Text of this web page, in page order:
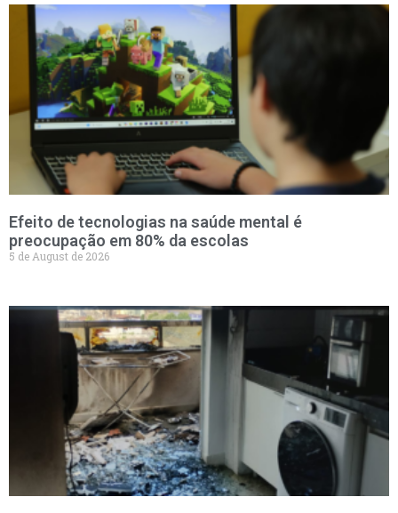
Efeito de tecnologias na saúde mental é
preocupação em 80% da escolas
5 de August de 2026